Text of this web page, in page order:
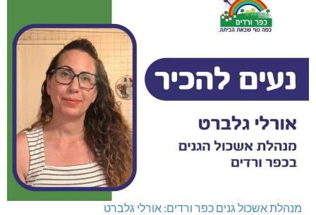
מנהלת אשכול גנים כפר ורדים: אורלי גלברט